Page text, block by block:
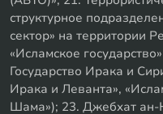
структурное
сектор» на территории
«Исламское
Государство Ирака и
Ирака и Леванта»,
Шама»); 23. Джебхат ан-